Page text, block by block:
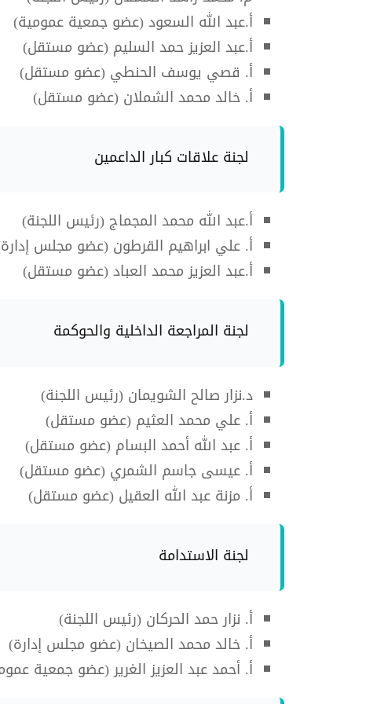
أ.عبد الله السعود (عضو جمعية عمومية)
أ.عبد العزيز حمد السليم (عضو مستقل)
أ. قصي يوسف الحنطي (عضو مستقل)
أ. خالد محمد الشملان (عضو مستقل)
لجنة علاقات كبار الداعمين
أ.عبد الله محمد المجماج (رئيس اللجنة)
أ. علي ابراهيم القرطون (عضو مجلس
أ.عبد العزيز محمد العباد (عضو مستقل)
لجنة المراجعة الداخلية والحوكمة
د.نزار صالح الشويمان (رئيس اللجنة)
أ. علي محمد العثيم (عضو مستقل)
أ. عبد الله أحمد البسام (عضو مستقل)
أ. عيسى جاسم الشمري (عضو مستقل)
أ. مزنة عبد الله العقيل (عضو مستقل)
لجنة الاستدامة
أ. نزار حمد الحركان (رئيس اللجنة)
أ. خالد محمد الصيخان (عضو مجلس إدارة)
أ. أحمد عبد العزيز الغرير (عضو جمعية